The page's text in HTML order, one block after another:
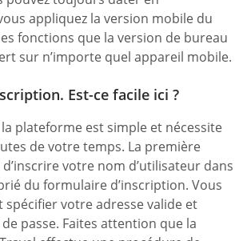
appliquez la version mobile du
fonctions que la version de bureau
sur n’importe quel appareil mobile.
Est-ce facile ici ?
plateforme est simple et nécessite
de votre temps. La première
votre nom d’utilisateur dans
du formulaire d’inscription. Vous
spécifier votre adresse valide et
passe. Faites attention que la